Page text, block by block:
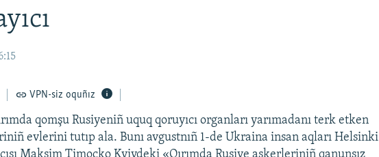
VPN-siz oquñız
qomşu Rusiyeniñ uquq qoruyıcı organları yarımadanı terk etken
evlerini tutıp ala. Bunı avgustnıñ 1-de Ukraina insan aqları Helsinki